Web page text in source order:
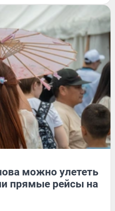
можно улететь
прямые рейсы на